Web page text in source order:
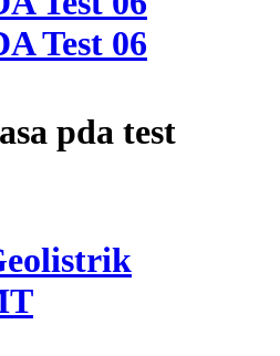
pda test